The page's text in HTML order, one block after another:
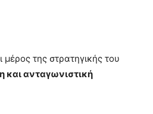
της στρατηγικής του
και ανταγωνιστική